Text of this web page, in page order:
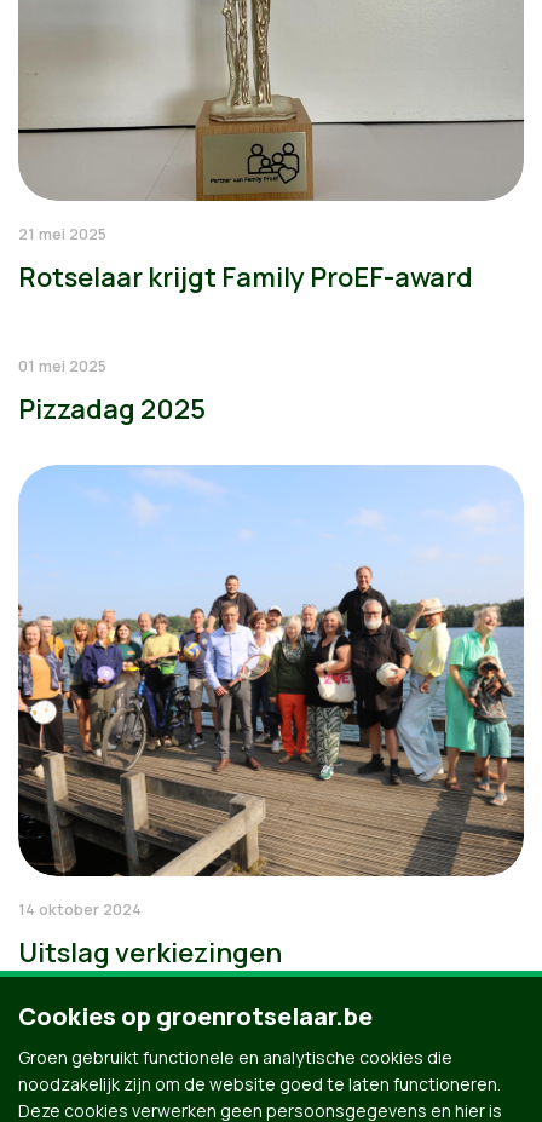
21 mei 2025
Rotselaar krijgt Family ProEF-award
01 mei 2025
Pizzadag 2025
14 oktober 2024
Uitslag verkiezingen
Cookies op groenrotselaar.be
Groen gebruikt functionele en analytische cookies die
noodzakelijk zijn om de website goed te laten functioneren.
Deze cookies verwerken geen persoonsgegevens en hier is